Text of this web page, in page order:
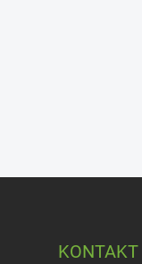
KONTAKT